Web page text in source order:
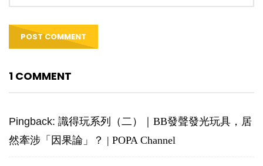
1 COMMENT
Pingback: 識得玩系列（二）｜BB發聲發光玩具，居
然牽涉「因果論」？ | POPA Channel